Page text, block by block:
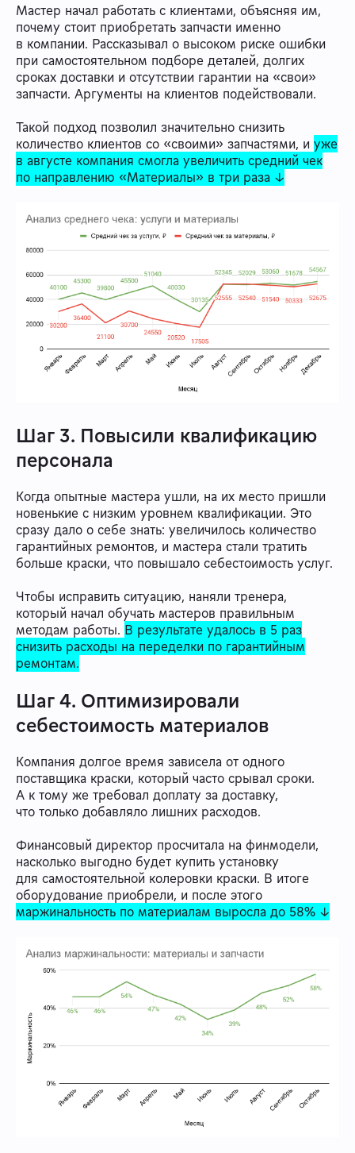
Мастер начал работать с клиентами, объясняя им,
почему стоит приобретать запчасти именно
в компании. Рассказывал о высоком риске ошибки
при самостоятельном подборе деталей, долгих
сроках доставки и отсутствии гарантии на «свои»
запчасти. Аргументы на клиентов подействовали.
Такой подход позволил значительно снизить
количество клиентов со «своими» запчастями, и уже
в августе компания смогла увеличить средний чек
по направлению «Материалы» в три раза ↓
Шаг 3. Повысили квалификацию
персонала
Когда опытные мастера ушли, на их место пришли
новенькие с низким уровнем квалификации. Это
сразу дало о себе знать: увеличилось количество
гарантийных ремонтов, и мастера стали тратить
больше краски, что повышало себестоимость услуг.
Чтобы исправить ситуацию, наняли тренера,
который начал обучать мастеров правильным
методам работы. В результате удалось в 5 раз
снизить расходы на переделки по гарантийным
ремонтам.
Шаг 4. Оптимизировали
себестоимость материалов
Компания долгое время зависела от одного
поставщика краски, который часто срывал сроки.
А к тому же требовал доплату за доставку,
что только добавляло лишних расходов.
Финансовый директор просчитала на финмодели,
насколько выгодно будет купить установку
для самостоятельной колеровки краски. В итоге
оборудование приобрели, и после этого
маржинальность по материалам выросла до 58% ↓